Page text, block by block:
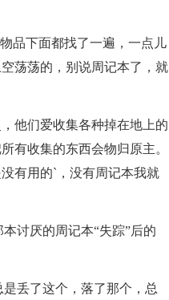
品下面都找了一遍，一点儿
荡荡的，别说周记本了，就
他们爱收集各种掉在地上的
有收集的东西会物归原主。
有用的`，没有周记本我就
讨厌的周记本“失踪”后的
丢了这个，落了那个，总